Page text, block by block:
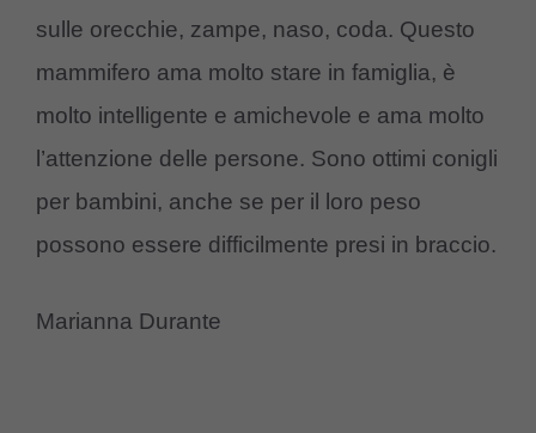
sulle orecchie, zampe, naso, coda. Questo
mammifero ama molto stare in famiglia, è
molto intelligente e amichevole e ama molto
l’attenzione delle persone. Sono ottimi conigli
per bambini, anche se per il loro peso
possono essere difficilmente presi in braccio.
Marianna Durante